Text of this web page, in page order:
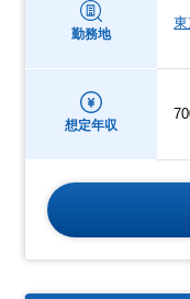
勤務地
想定年収